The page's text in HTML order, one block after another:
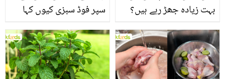
سپر فوڈ سبزی کیوں کہا
جاتا ہے؟ جانیں وٹامنز،
منرلز اور اینٹی آکسیڈنٹس
سے بھرپور اس سبزی کے
فائدے
بہت زیادہ جھڑ رہے ہیں؟
جانیں بالوں کو مضبوط
بنانے کے چند قدرتی طریقے